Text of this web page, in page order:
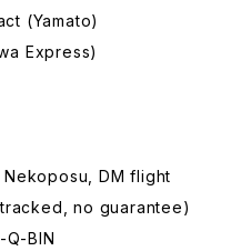
(Yamato)
Express)
DM flight
no guarantee)
Q-BIN